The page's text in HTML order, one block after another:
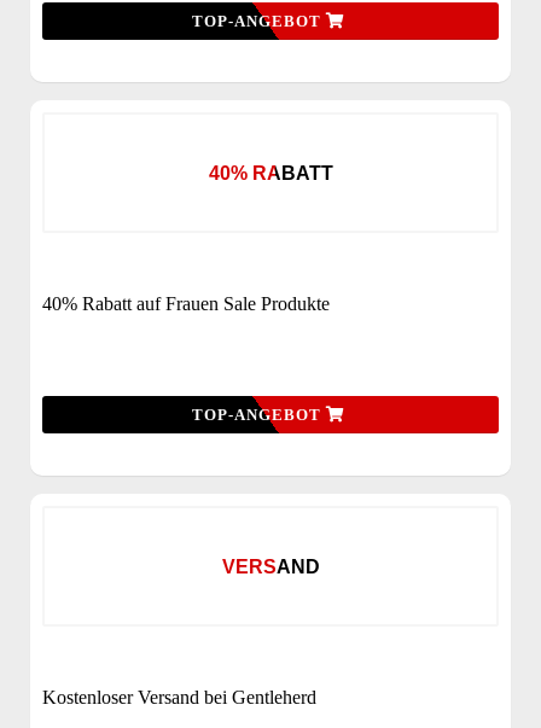
TOP-ANGEBOT
40% RABATT
40% Rabatt auf Frauen Sale Produkte
TOP-ANGEBOT
VERSAND
Kostenloser Versand bei Gentleherd